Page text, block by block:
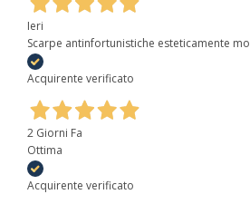
Ieri
Scarpe antinfortunistiche esteticamente
Acquirente verificato
2 Giorni Fa
Ottima
Acquirente verificato